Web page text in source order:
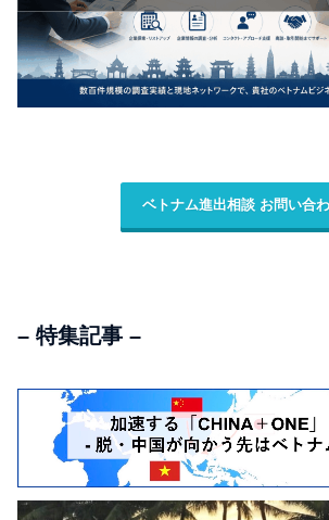
ベトナム進出相談 お問い合
– 特集記事 –